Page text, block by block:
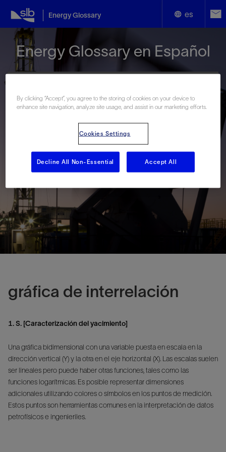
Energy Glossary es
English
Español
Energy Glossary en Español
Términos que comienzan con:
D E F G H
O P Q R S U V W
Z
gráfica de interrelación
1. S. [Caracterización del yacimiento]
Una gráfica bidimensional con una variable puesta en escala en la
dirección vertical (Y) y la otra en el eje horizontal (X). Las escalas suelen
ser lineales pero puede haber otras funciones, tales como las
funciones logarítmicas. Es posible representar dimensiones
adicionales utilizando colores o símbolos en los puntos de medición.
Estos puntos son herramientas comunes en la interpretación de datos
petrofísicos e ingenieriles.
By clicking “Accept”, you agree to the storing of cookies on your device to
enhance site navigation, analyze site usage, and assist in our marketing efforts.
Cookies Settings
Decline All Non-Essential Accept All